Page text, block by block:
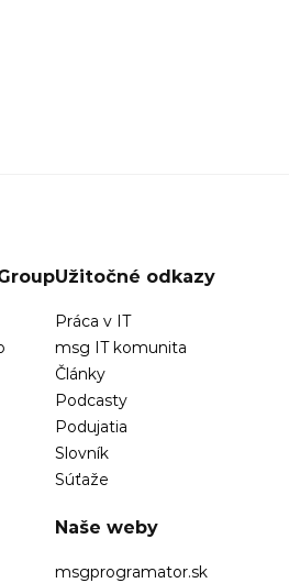
Užitočné odkazy
Práca v IT
msg IT komunita
Články
Podcasty
Podujatia
Slovník
Súťaže
Naše weby
msgprogramator.sk